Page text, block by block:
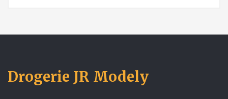
Drogerie JR Modely